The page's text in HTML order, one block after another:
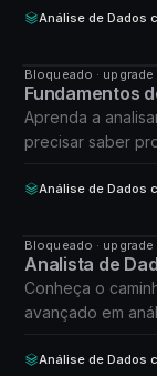
Análise de Dados
CURSO
Bloqueado ·
Fundamentos
Aprenda a
precisar saber
Análise de Dados
CURSO
Bloqueado ·
Analista de
Conheça o
avançado em
Análise de Dados